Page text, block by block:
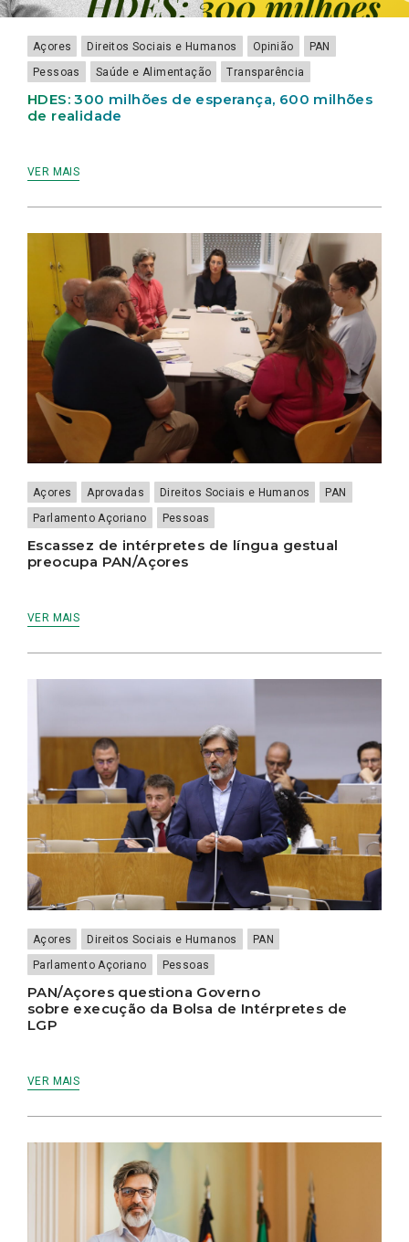
Açores Direitos Sociais e Humanos Opinião
PAN
Pessoas
Saúde e Alimentação Transparência
HDES: 300 milhões de esperança, 600 milhões
de realidade
VER MAIS
Açores Aprovadas Direitos Sociais e Humanos
PAN
Parlamento Açoriano
Pessoas
Escassez de intérpretes de língua gestual
preocupa PAN/Açores
VER MAIS
Açores Direitos Sociais e Humanos
PAN
Parlamento Açoriano
Pessoas
PAN/Açores questiona Governo
sobre execução da Bolsa de Intérpretes de
LGP
VER MAIS